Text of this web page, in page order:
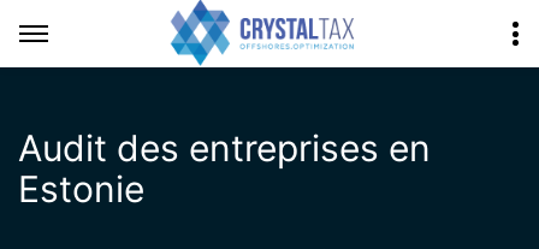
Audit des entreprises en
Estonie